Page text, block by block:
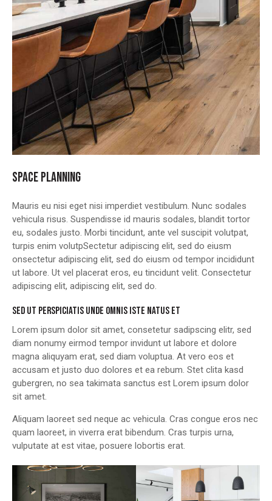
SPACE PLANNING
Mauris eu nisi eget nisi imperdiet vestibulum. Nunc sodales
vehicula risus. Suspendisse id mauris sodales, blandit tortor
eu, sodales justo. Morbi tincidunt, ante vel suscipit volutpat,
turpis enim volutpSectetur adipiscing elit, sed do eiusm
onsectetur adipiscing elit, sed do eiusm od tempor incididunt
ut labore. Ut vel placerat eros, eu tincidunt velit. Consectetur
adipiscing elit, adipiscing elit, sed do.
SED UT PERSPICIATIS UNDE OMNIS ISTE NATUS ET
Lorem ipsum dolor sit amet, consetetur sadipscing elitr, sed
diam nonumy eirmod tempor invidunt ut labore et dolore
magna aliquyam erat, sed diam voluptua. At vero eos et
accusam et justo duo dolores et ea rebum. Stet clita kasd
gubergren, no sea takimata sanctus est Lorem ipsum dolor
sit amet.
Aliquam laoreet sed neque ac vehicula. Cras congue eros nec
quam laoreet, in viverra erat bibendum. Cras turpis urna,
vulputate at est vitae, posuere lobortis erat.